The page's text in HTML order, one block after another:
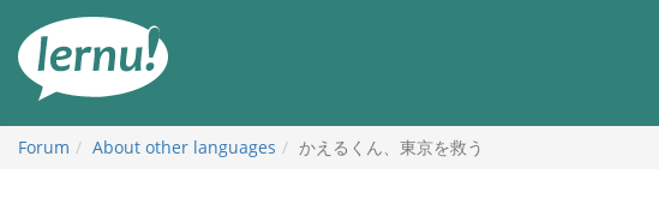
the
content
Forum About other languages かえるくん、東京を救う